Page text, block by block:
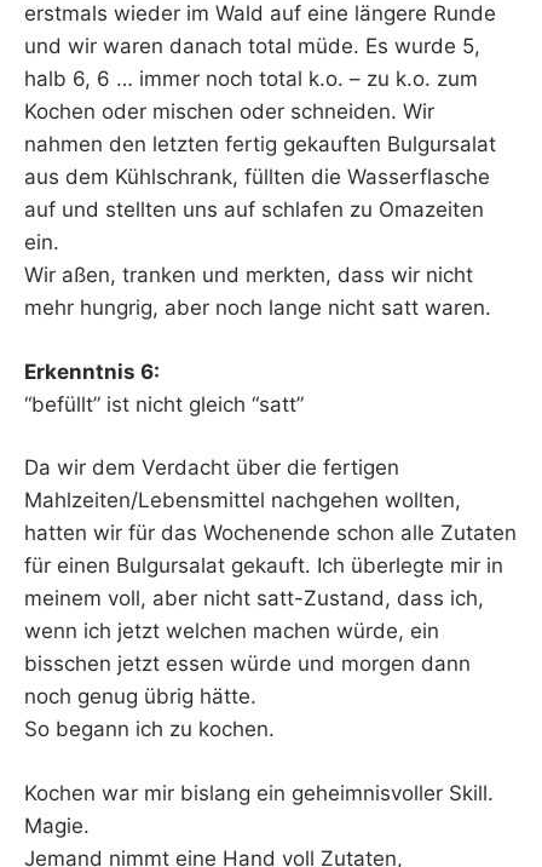
erstmals wieder im Wald auf eine längere Runde
und wir waren danach total müde. Es wurde 5,
halb 6, 6 … immer noch total k.o. – zu k.o. zum
Kochen oder mischen oder schneiden. Wir
nahmen den letzten fertig gekauften Bulgursalat
aus dem Kühlschrank, füllten die Wasserflasche
auf und stellten uns auf schlafen zu Omazeiten
ein.
Wir aßen, tranken und merkten, dass wir nicht
mehr hungrig, aber noch lange nicht satt waren.
Erkenntnis 6:
“befüllt” ist nicht gleich “satt”
Da wir dem Verdacht über die fertigen
Mahlzeiten/Lebensmittel nachgehen wollten,
hatten wir für das Wochenende schon alle Zutaten
für einen Bulgursalat gekauft. Ich überlegte mir in
meinem voll, aber nicht satt-Zustand, dass ich,
wenn ich jetzt welchen machen würde, ein
bisschen jetzt essen würde und morgen dann
noch genug übrig hätte.
So begann ich zu kochen.
Kochen war mir bislang ein geheimnisvoller Skill.
Magie.
Jemand nimmt eine Hand voll Zutaten,